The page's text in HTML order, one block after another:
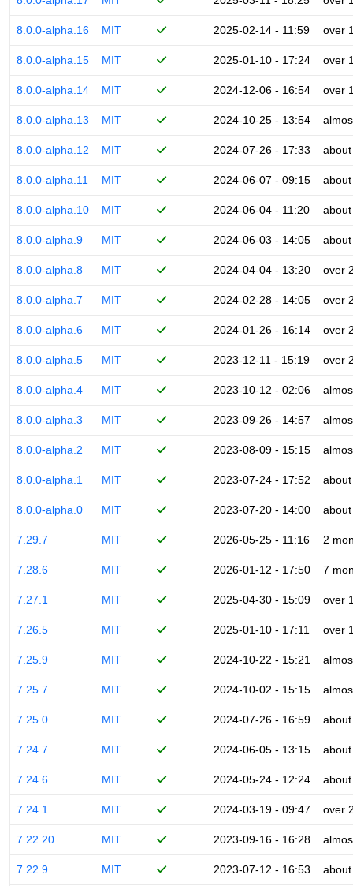
8.0.0-alpha.16 MIT 2025-02-14 - 11:59 over
8.0.0-alpha.15 MIT 2025-01-10 - 17:24 over
8.0.0-alpha.14 MIT 2024-12-06 - 16:54 over
8.0.0-alpha.13 MIT 2024-10-25 - 13:54
8.0.0-alpha.12 MIT 2024-07-26 - 17:33
8.0.0-alpha.11 MIT 2024-06-07 - 09:15
8.0.0-alpha.10 MIT 2024-06-04 - 11:20
8.0.0-alpha.9 MIT 2024-06-03 - 14:05
8.0.0-alpha.8 MIT 2024-04-04 - 13:20 over
8.0.0-alpha.7 MIT 2024-02-28 - 14:05 over
8.0.0-alpha.6 MIT 2024-01-26 - 16:14 over
8.0.0-alpha.5 MIT 2023-12-11 - 15:19 over
8.0.0-alpha.4 MIT 2023-10-12 - 02:06
8.0.0-alpha.3 MIT 2023-09-26 - 14:57
8.0.0-alpha.2 MIT 2023-08-09 - 15:15
8.0.0-alpha.1 MIT 2023-07-24 - 17:52
8.0.0-alpha.0 MIT 2023-07-20 - 14:00
7.29.7 MIT 2026-05-25 - 11:16 2
7.28.6 MIT 2026-01-12 - 17:50 7
7.27.1 MIT 2025-04-30 - 15:09 over
7.26.5 MIT 2025-01-10 - 17:11 over
7.25.9 MIT 2024-10-22 - 15:21
7.25.7 MIT 2024-10-02 - 15:15
7.25.0 MIT 2024-07-26 - 16:59
7.24.7 MIT 2024-06-05 - 13:15
7.24.6 MIT 2024-05-24 - 12:24
7.24.1 MIT 2024-03-19 - 09:47 over
7.22.20 MIT 2023-09-16 - 16:28
7.22.9 MIT 2023-07-12 - 16:53